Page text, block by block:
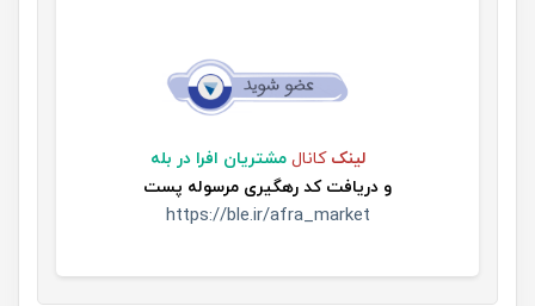
لینک کانال مشتریان افرا در بله
و دریافت کد رهگیری مرسوله پست
https://ble.ir/afra_market